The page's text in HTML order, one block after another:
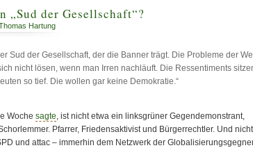
„Sud der Gesellschaft“?
Hartung
Sud der Gesellschaft, der die Banner trägt. Die Probleme der
nicht lösen, wenn man Irren nachläuft. Die Ressentiments
so tief. Die wollen gar keine Demokratie.“
Woche sagte, ist nicht etwa ein linksgrüner Gegendemonstrant,
Pfarrer, Friedensaktivist und Bürgerrechtler. Und
und attac – immerhin dem Netzwerk der